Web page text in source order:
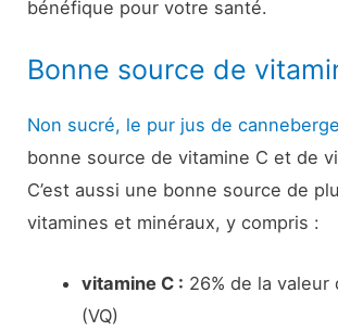
bénéfique pour votre santé.
Bonne source de
Non sucré, le pur jus de canneberge
bonne source de vitamine C et de
C’est aussi une bonne source de
vitamines et minéraux, y compris :
vitamine C : 26% de la valeur
(VQ)